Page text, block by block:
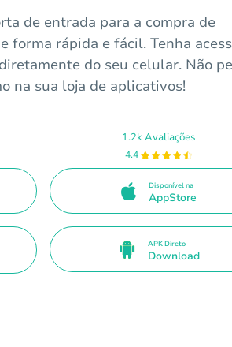
de entrada para a compra de
forma rápida e fácil. Tenha
do seu celular. Não
na sua loja de aplicativos!
1.2k Avaliações
4.4
Disponível na
AppStore
APK Direto
Download